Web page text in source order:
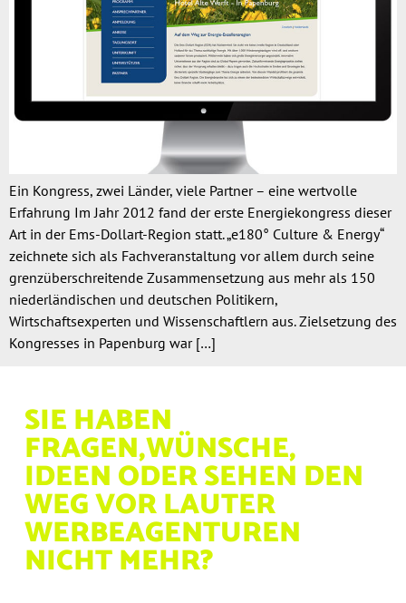
Ein Kongress, zwei Länder, viele Partner – eine wertvolle
Erfahrung Im Jahr 2012 fand der erste Energiekongress dieser
Art in der Ems-Dollart-Region statt. „e180° Culture & Energy“
zeichnete sich als Fachveranstaltung vor allem durch seine
grenzüberschreitende Zusammensetzung aus mehr als 150
niederländischen und deutschen Politikern,
Wirtschaftsexperten und Wissenschaftlern aus. Zielsetzung des
Kongresses in Papenburg war […]
SIE HABEN
FRAGEN,WÜNSCHE,
IDEEN ODERSEHEN DEN
WEG VORLAUTER
WERBEAGENTUREN
NICHT MEHR?